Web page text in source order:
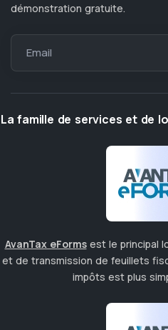
démonstration gratuite.
Email
La famille de services et de
AvanTax eForms est le principal
et de transmission de feuillets
impôts est plus